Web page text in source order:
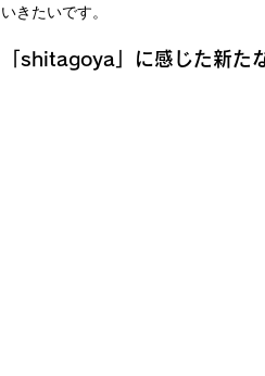
いきたいです。
「shitagoya」に感じた新た